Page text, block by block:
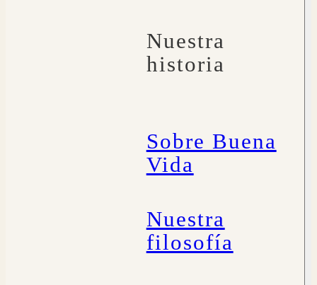
Nuestra
historia
Sobre Buena
Vida
Nuestra
filosofía